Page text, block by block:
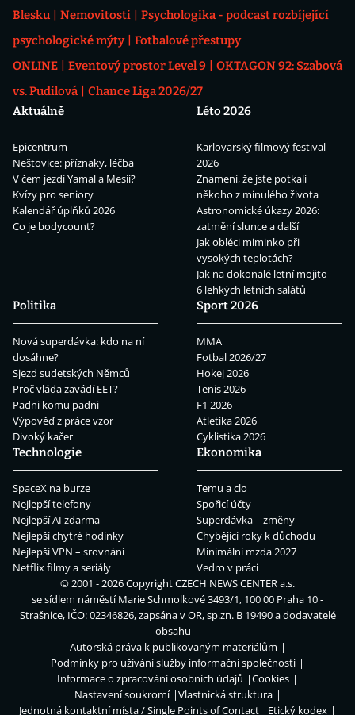
Blesku
Nemovitosti
Psychologika - podcast rozbíjející
psychologické mýty
Fotbalové přestupy
ONLINE
Eventový prostor Level 9
OKTAGON 92: Szabová
vs. Pudilová
Chance Liga 2026/27
Aktuálně
Epicentrum
Neštovice: příznaky, léčba
V čem jezdí Yamal a Mesii?
Kvízy pro seniory
Kalendář úplňků 2026
Co je bodycount?
Léto 2026
Karlovarský filmový festival
2026
Znamení, že jste potkali
někoho z minulého života
Astronomické úkazy 2026:
zatmění slunce a další
Jak obléci miminko při
vysokých teplotách?
Jak na dokonalé letní mojito
6 lehkých letních salátů
Politika
Nová superdávka: kdo na ní
dosáhne?
Sjezd sudetských Němců
Proč vláda zavádí EET?
Padni komu padni
Výpověď z práce vzor
Divoký kačer
Sport 2026
MMA
Fotbal 2026/27
Hokej 2026
Tenis 2026
F1 2026
Atletika 2026
Cyklistika 2026
Technologie
SpaceX na burze
Nejlepší telefony
Nejlepší AI zdarma
Nejlepší chytré hodinky
Nejlepší VPN – srovnání
Netflix filmy a seriály
Ekonomika
Temu a clo
Spořicí účty
Superdávka – změny
Chybějící roky k důchodu
Minimální mzda 2027
Vedro v práci
© 2001 - 2026 CopyrightCZECH NEWS CENTER a.s.
se sídlem náměstí Marie Schmolkové 3493/1, 100 00 Praha 10 -
Strašnice, IČO: 02346826, zapsána v OR, sp.zn. B 19490 a dodavatelé
obsahu
Autorská práva k publikovaným materiálům
Podmínky pro užívání služby informační společnosti
Informace o zpracování osobních údajů
Cookies
Nastavení soukromí
Vlastnická struktura
Jednotná kontaktní místa / Single Points of Contact
Etický kodex